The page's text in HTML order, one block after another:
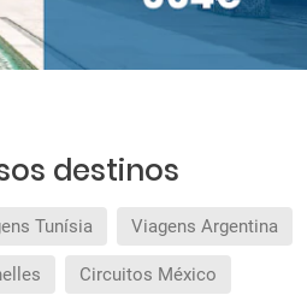
destinos
Tunísia Viagens Argentina
Circuitos México